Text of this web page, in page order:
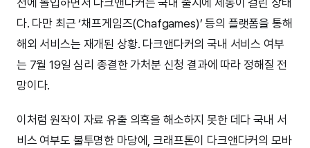
다. 다만 최근 ‘채프게임즈(Chafgames)’ 등의 플랫폼을 통해
해외 서비스는 재개된 상황. 다크앤다커의 국내 서비스 여부
는 7월 19일 심리 종결한 가처분 신청 결과에 따라 정해질 전
망이다.
이처럼 원작이 자료 유출 의혹을 해소하지 못한 데다 국내 서
비스 여부도 불투명한 마당에, 크래프톤이 다크앤다커의 모바